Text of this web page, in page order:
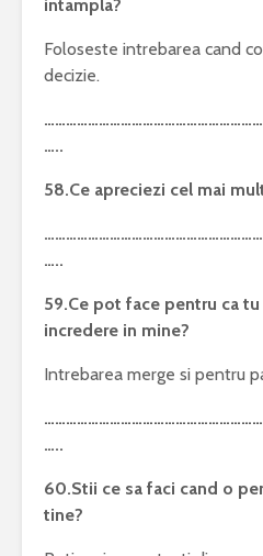
intampla?
Foloseste intrebarea cand
decizie.
…..
58.Ce apreciezi cel mai
…..
59.Ce pot face pentru ca
incredere in mine?
Intrebarea merge si pentru
…..
60.Stii ce sa faci cand o
tine?